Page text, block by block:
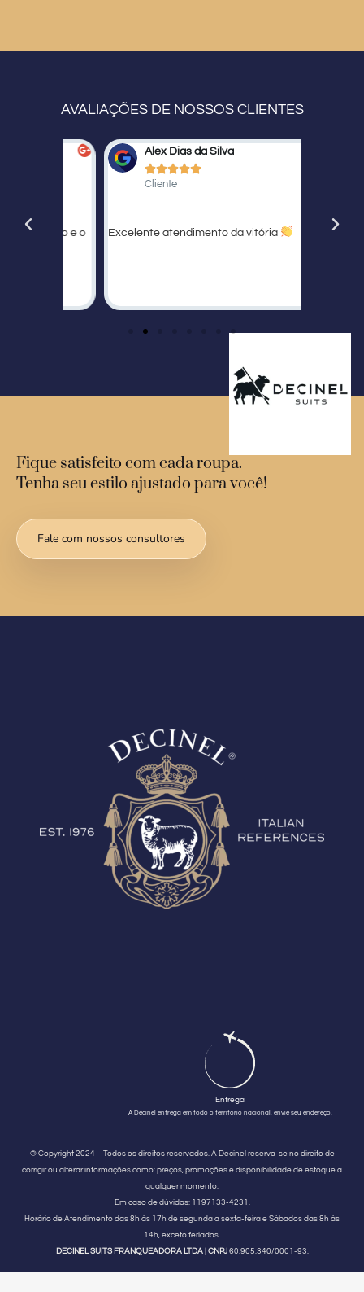
AVALIAÇÕES DE NOSSOS CLIENTES
e o
Alex Dias da Silva
 
Excelente atendimento da vitória
Ternos
Fique satisfeito com cada roupa.
Tenha seu estilo ajustado para você!
Fale com nossos consultores
Entrega
A Decinel entrega em todo o território nacional, envie seu endereço.
© Copyright 2024 – Todos os direitos reservados. A Decinel reserva-se no direito de
corrigir ou alterar informações como: preços, promoções e disponibilidade de estoque a
qualquer momento.
Em caso de dúvidas:1197133-4231.
Horário de Atendimento das 8h às 17h de segunda a sexta-feira e Sábados das 8h às
14h, exceto feriados.
DECINEL SUITS FRANQUEADORA LTDA | CNPJ60.905.340/0001-93.